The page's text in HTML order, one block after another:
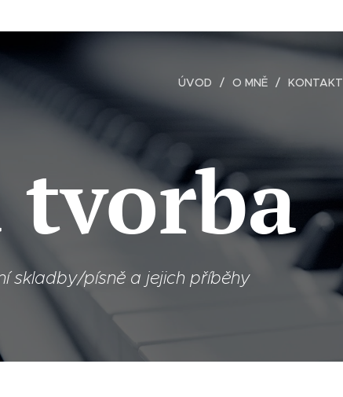
ÚVOD O MNĚ KONTAKT
tvorba
skladby/písně a jejich příběhy